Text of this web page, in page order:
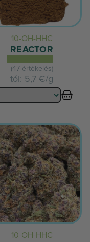
10-OH-HHC
REACTOR
(47 értékelés)
tól: 5,7 €/g
10-OH-HHC